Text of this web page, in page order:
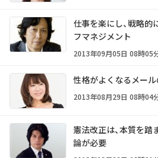
仕事を楽にし、戦略
フマネジメント
2013年09月05日 08時05
性格がよくなるメー
2013年08月29日 08時04
憲法改正は、本質を踏
論が必要